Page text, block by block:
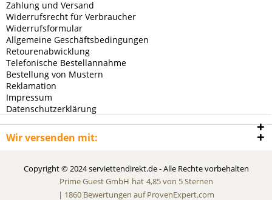
Zahlung und Versand
Widerrufsrecht für Verbraucher
Widerrufsformular
Allgemeine Geschäftsbedingungen
Retourenabwicklung
Telefonische Bestellannahme
Bestellung von Mustern
Reklamation
Impressum
Datenschutzerklärung
Wir versenden mit:
Copyright © 2024 serviettendirekt.de - Alle Rechte vorbehalten
Prime Guest GmbH hat 4,85von 5Sternen
| 1860Bewertungen auf ProvenExpert.com